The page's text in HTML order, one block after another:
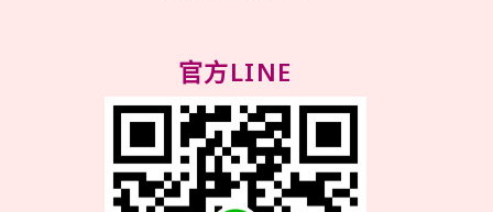
官方LINE